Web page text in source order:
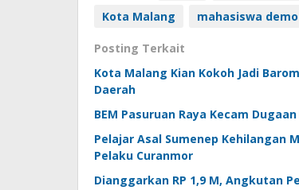
Kota Malang
mahasiswa demo
Posting Terkait
Kota Malang Kian Kokoh Jadi
Daerah
BEM Pasuruan Raya Kecam
Pelajar Asal Sumenep Kehilangan
Pelaku Curanmor
Dianggarkan RP 1,9 M, Angkutan